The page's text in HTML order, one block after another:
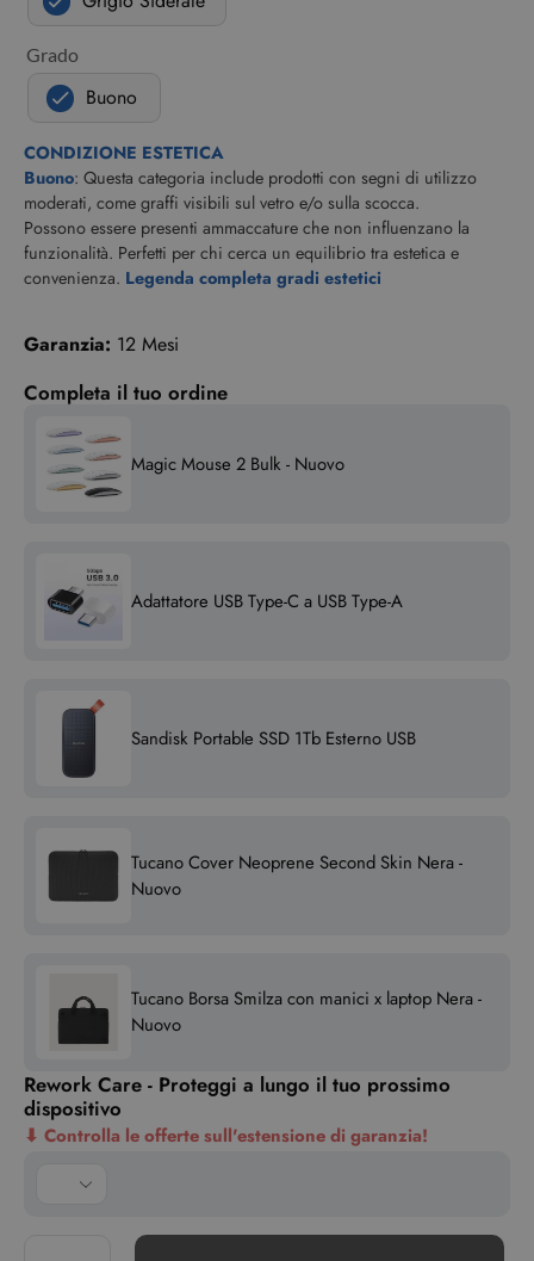
Grado
Buono
CONDIZIONE ESTETICA
Buono: Questa categoria include prodotti con segni di utilizzo
moderati, come graffi visibili sul vetro e/o sulla scocca.
Possono essere presenti ammaccature che non influenzano la
funzionalità. Perfetti per chi cerca un equilibrio tra estetica e
convenienza. Legenda completa gradi estetici
Garanzia: 12 Mesi
Completa il tuo ordine
Magic Mouse 2 Bulk - Nuovo
Adattatore USB Type-C a USB Type-A
Sandisk Portable SSD 1Tb Esterno USB
Tucano Cover Neoprene Second Skin Nera -
Nuovo
Tucano Borsa Smilza con manici x laptop Nera -
Nuovo
Rework Care - Proteggi a lungo il tuo prossimo
dispositivo
⬇ Controlla le offerte sull'estensione di garanzia!